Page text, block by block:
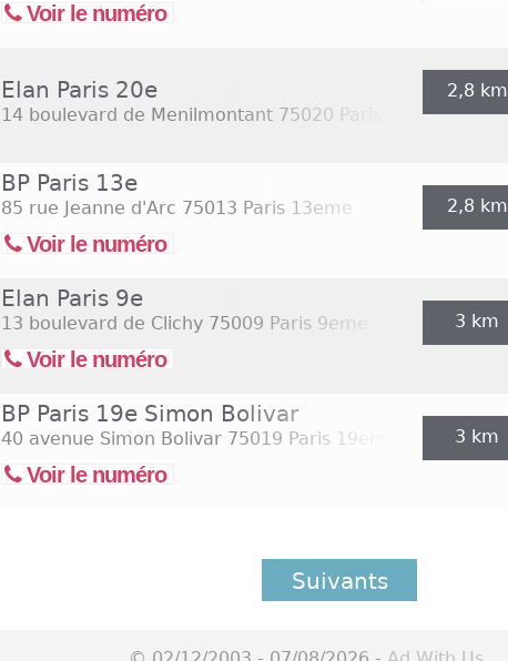
Voir le numéro
Elan Paris 20e
14 boulevard de Menilmontant 75020 Paris 20eme
2,8 km
BP Paris 13e
85 rue Jeanne d'Arc 75013 Paris 13eme
Voir le numéro
2,8 km
Elan Paris 9e
13 boulevard de Clichy 75009 Paris 9eme
Voir le numéro
3 km
BP Paris 19e Simon Bolivar
40 avenue Simon Bolivar 75019 Paris 19eme
Voir le numéro
3 km
Suivants